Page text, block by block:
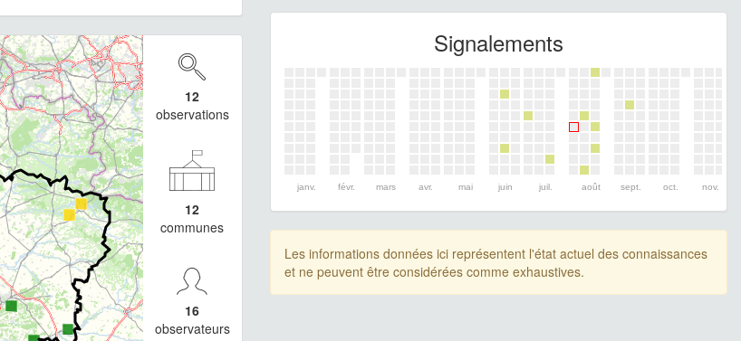
12
observations
12
communes
16
observateurs
Signalements
janv. févr. mars avr. mai juin juil. août sept. oct. nov.
Les informations données ici représentent l'état actuel des connaissances
et ne peuvent être considérées comme exhaustives.